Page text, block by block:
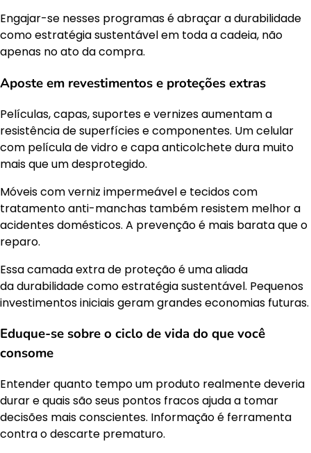
Engajar-se nesses programas é abraçar a durabilidade
como estratégia sustentável em toda a cadeia, não
apenas no ato da compra.
Aposte em revestimentos e proteções extras
Películas, capas, suportes e vernizes aumentam a
resistência de superfícies e componentes. Um celular
com película de vidro e capa anticolchete dura muito
mais que um desprotegido.
Móveis com verniz impermeável e tecidos com
tratamento anti-manchas também resistem melhor a
acidentes domésticos. A prevenção é mais barata que o
reparo.
Essa camada extra de proteção é uma aliada
da durabilidade como estratégia sustentável. Pequenos
investimentos iniciais geram grandes economias futuras.
Eduque-se sobre o ciclo de vida do que você
consome
Entender quanto tempo um produto realmente deveria
durar e quais são seus pontos fracos ajuda a tomar
decisões mais conscientes. Informação é ferramenta
contra o descarte prematuro.